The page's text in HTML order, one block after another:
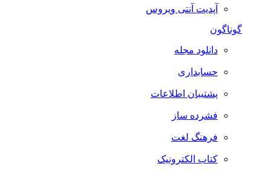
آپدیت آنتی ویروس
گوناگون
دانلود مجله
حسابداری
پشتیبان اطلاعات
فشرده ساز
فرهنگ لغت
کتاب الکترونیک